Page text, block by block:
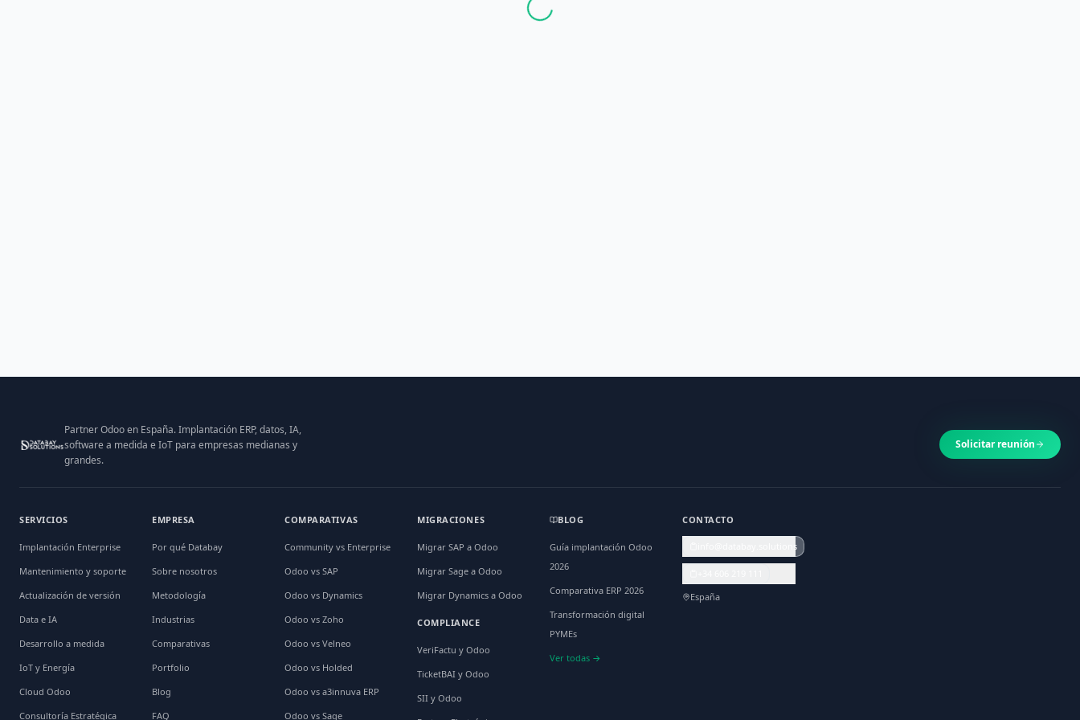
Partner Odoo en España. Implantación ERP, datos, IA,
software a medida e IoT para empresas medianas y
grandes.
Solicitar reunión
SERVICIOS
Implantación Enterprise
Mantenimiento y soporte
Actualización de versión
Data e IA
Desarrollo a medida
IoT y Energía
Cloud Odoo
Consultoría Estratégica
EMPRESA
Por qué Databay
Sobre nosotros
Metodología
Industrias
Comparativas
Portfolio
Blog
FAQ
COMPARATIVAS
Community vs Enterprise
Odoo vs SAP
Odoo vs Dynamics
Odoo vs Zoho
Odoo vs Velneo
Odoo vs Holded
Odoo vs a3innuva ERP
Odoo vs Sage
MIGRACIONES
Migrar SAP a Odoo
Migrar Sage a Odoo
Migrar Dynamics a Odoo
COMPLIANCE
VeriFactu y Odoo
TicketBAI y Odoo
SII y Odoo
BLOG
Guía implantación Odoo
2026
Comparativa ERP 2026
Transformación digital
PYMEs
Ver todas →
CONTACTO
info@databay.solutions
España